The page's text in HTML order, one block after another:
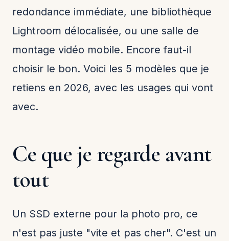
redondance immédiate, une bibliothèque
Lightroom délocalisée, ou une salle de
montage vidéo mobile. Encore faut-il
choisir le bon. Voici les 5 modèles que je
retiens en 2026, avec les usages qui vont
avec.
Ce que je regarde avant
tout
Un SSD externe pour la photo pro, ce
n'est pas juste "vite et pas cher". C'est un